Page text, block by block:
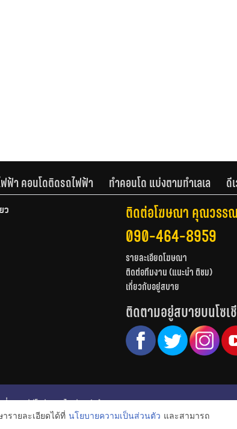
ฟ้า คอนโดติดรถไฟฟ้า ทำคอนโด แบ่งตามทำเลเล ดี
ว
ติดต่อโฆษณา คุณวรร
090-464-8959
รายละเอียดโฆษณา
ติดต่อทีมงาน (แนะนำ ติชม)
เกี่ยวกับอยู่สบาย
ติดตามอยู่สบายบนโซเ
ดี่ยว วีดีโอรีวิว
ไอเดียแต่งบ้าน
รายละเอียดได้ที่ นโยบายความเป็นส่วนตัว และสามารถ